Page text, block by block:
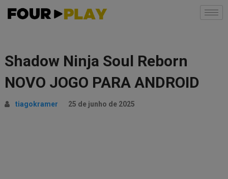
Shadow Ninja Soul Reborn
NOVO JOGO PARA ANDROID
tiagokramer 25 de junho de 2025